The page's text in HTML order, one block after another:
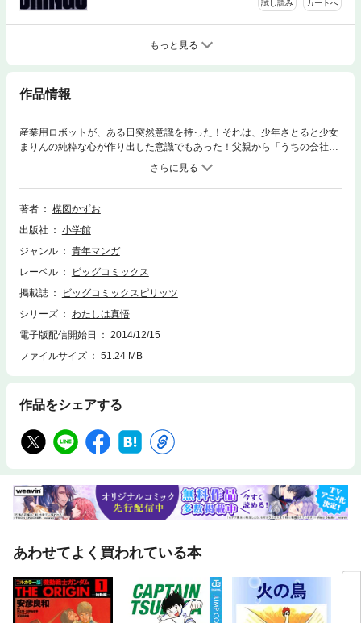
試し読み カートへ
もっと見る
作品情報
産業用ロボットが、ある日突然意識を持った！それは、少年さとると少女
まりんの純粋な心が作り出した意識でもあった！父親から「うちの会社に
ロボットが入社する」と聞いたさとるは、興味津々。モンローと名付けら
れたロボットとさとるは出会うが！？待望の第8巻配信！
著者
楳図かずお
出版社
小学館
ジャンル
青年マンガ
レーベル
ビッグコミックス
掲載誌
ビッグコミックスピリッツ
シリーズ
わたしは真悟
電子版配信開始日
2014/12/15
ファイルサイズ
51.24 MB
作品をシェアする
あわせてよく買われている本